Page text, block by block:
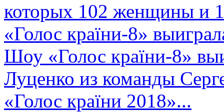
которых 102 женщины и
«Голос країни-8»
Шоу «Голос країни-8»
Луценко из команды
«Голос країни 2018»...